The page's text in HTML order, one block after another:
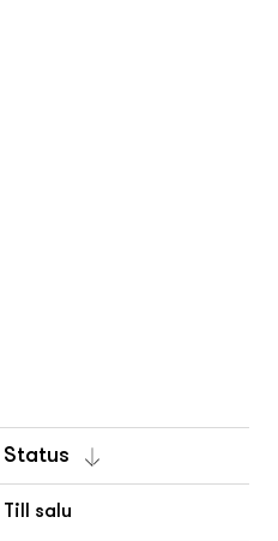
Status
Till salu